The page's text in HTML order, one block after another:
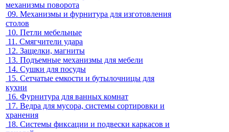
механизмы поворота
09. Механизмы и фурнитура для изготовления
столов
10. Петли мебельные
11. Смягчители удара
12. Защелки, магниты
13. Подъемные механизмы для мебели
14. Сушки для посуды
15. Сетчатые емкости и бутылочницы для
кухни
16. Фурнитура для ванных комнат
17. Ведра для мусора, системы сортировки и
хранения
18. Системы фиксации и подвески каркасов и